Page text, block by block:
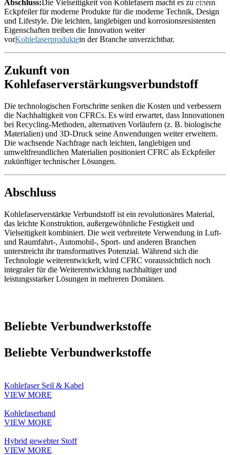
Abschluss: Die Vielseitigkeit von Kohlefasern macht es zu einem
Eckpfeiler für moderne Produkte für die moderne Technik, Design
und Lifestyle. Die leichten, langlebigen und korrosionsresistenten
Eigenschaften treiben die Innovation weiter
vorKohlefaserproduktein der Branche unverzichtbar.
Zukunft von
Kohlefaserverstärkungsverbundstoff
Die technologischen Fortschritte senken die Kosten und verbessern
die Nachhaltigkeit von CFRCs. Es wird erwartet, dass Innovationen
bei Recycling-Methoden, alternativen Vorläufern (z. B. biologische
Materialien) und 3D-Druck seine Anwendungen weiter erweitern.
Die wachsende Nachfrage nach leichten, langlebigen und
umweltfreundlichen Materialien positioniert CFRC als Eckpfeiler
zukünftiger technischer Lösungen.
Abschluss
Kohlefaserverstärkte Verbundstoff ist ein revolutionäres Material,
das leichte Konstruktion, außergewöhnliche Festigkeit und
Vielseitigkeit kombiniert. Die weit verbreitete Verwendung in Luft-
und Raumfahrt-, Automobil-, Sport- und anderen Branchen
unterstreicht ihr transformatives Potenzial. Während sich die
Technologie weiterentwickelt, wird CFRC voraussichtlich noch
integraler für die Weiterentwicklung nachhaltiger und
leistungsstarker Lösungen in mehreren Domänen.
Beliebte Verbundwerkstoffe
Beliebte Verbundwerkstoffe
Kohlefaser Seil & Kabel
VIEW MORE
Kohlefaserband
VIEW MORE
Hybrid gewebter Stoff
VIEW MORE